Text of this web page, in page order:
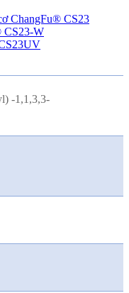
ChangFu® CS23
CS23-W
-1,1,3,3-